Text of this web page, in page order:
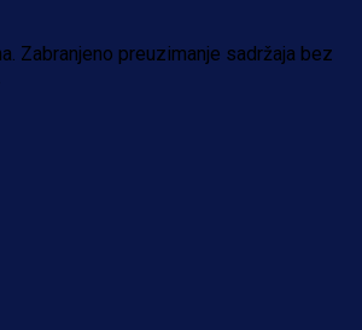
Zabranjeno preuzimanje sadržaja bez